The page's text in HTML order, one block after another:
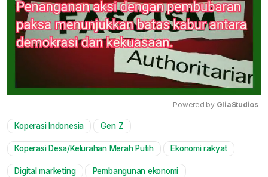
Powered by GliaStudios
Koperasi Indonesia Gen Z
Koperasi Desa/Kelurahan Merah Putih Ekonomi rakyat
Digital marketing Pembangunan ekonomi